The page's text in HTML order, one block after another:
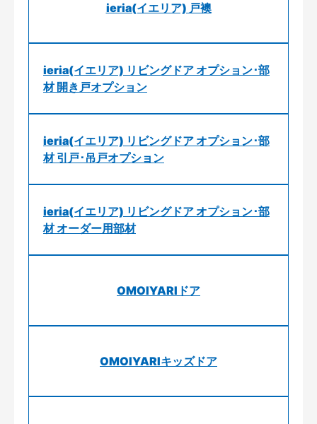
ieria(イエリア) 戸襖
ieria(イエリア) リビングドア オプション･部
材 開き戸オプション
ieria(イエリア) リビングドア オプション･部
材 引戸･吊戸オプション
ieria(イエリア) リビングドア オプション･部
材 オーダー用部材
OMOIYARIドア
OMOIYARIキッズドア